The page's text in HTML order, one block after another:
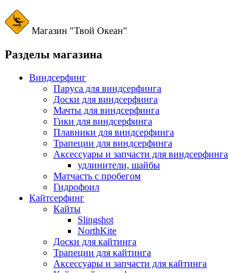
Магазин "Твой Океан"
Разделы магазина
Виндсерфинг
Паруса для виндсерфинга
Доски для виндсерфинга
Мачты для виндсерфинга
Гики для виндсерфинга
Плавники для виндсерфинга
Трапеции для виндсерфинга
Аксессуары и запчасти для виндсерфинга
удлинители, шайбы
Матчасть с пробегом
Гидрофоил
Кайтсерфинг
Кайты
Slingshot
NorthKite
Доски для кайтинга
Трапеции для кайтинга
Аксессуары и запчасти для кайтинга